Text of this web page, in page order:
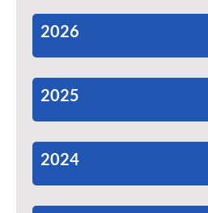
2026
2025
2024